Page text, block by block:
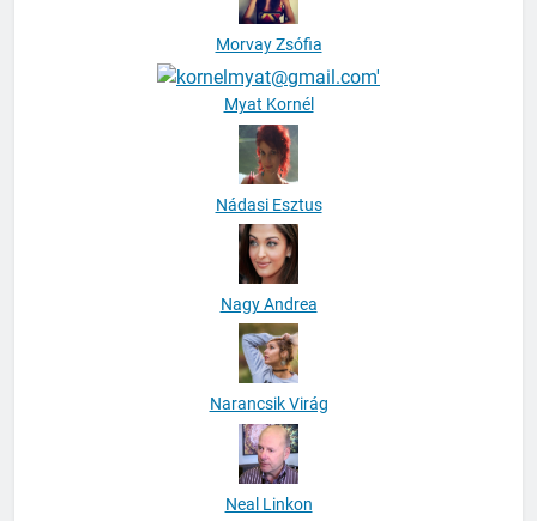
Morvay Zsófia
Myat Kornél
Nádasi Esztus
Nagy Andrea
Narancsik Virág
Neal Linkon